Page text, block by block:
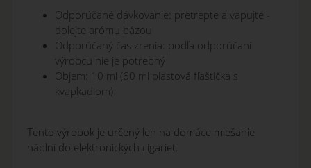
Odporúčané dávkovanie: pretrepte a vapujte -
dolejte arómu bázou
Odporúčaný čas zrenia: podľa odporúčaní
výrobcu nie je potrebný
Objem: 10 ml (60 ml plastová fľaštička s
kvapkadlom)
Tento výrobok je určený len na domáce miešanie
náplní do elektronických cigariet.